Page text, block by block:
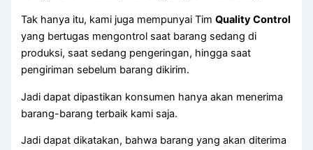
Tak hanya itu, kami juga mempunyai TimQuality Control
yang bertugas mengontrol saat barang sedang di
produksi, saat sedang pengeringan, hingga saat
pengiriman sebelum barang dikirim.
Jadi dapat dipastikan konsumen hanya akan menerima
barang-barang terbaik kami saja.
Jadi dapat dikatakan, bahwa barang yang akan diterima